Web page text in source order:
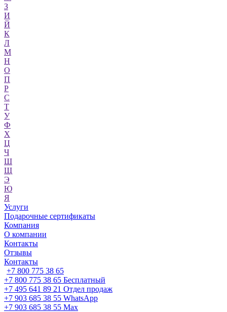
З
И
Й
К
Л
М
Н
О
П
Р
С
Т
У
Ф
Х
Ц
Ч
Ш
Щ
Э
Ю
Я
Услуги
Подарочные сертификаты
Компания
О компании
Контакты
Отзывы
Контакты
+7 800 775 38 65
+7 800 775 38 65 Бесплатный
+7 495 641 89 21 Отдел продаж
+7 903 685 38 55 WhatsApp
+7 903 685 38 55 Max